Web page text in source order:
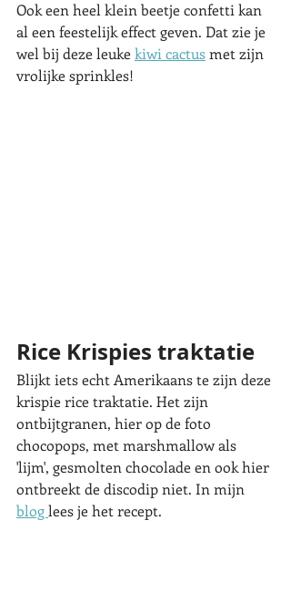
Ook een heel klein beetje confetti kan
al een feestelijk effect geven. Dat zie je
wel bij deze leuke kiwi cactus met zijn
vrolijke sprinkles!
Rice Krispies traktatie
Blijkt iets echt Amerikaans te zijn deze
krispie rice traktatie. Het zijn
ontbijtgranen, hier op de foto
chocopops, met marshmallow als
'lijm', gesmolten chocolade en ook hier
ontbreekt de discodip niet. In mijn
blog lees je het recept.